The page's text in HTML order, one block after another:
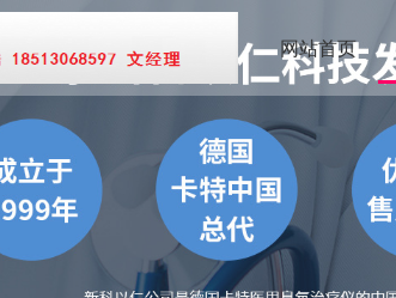
网站首页